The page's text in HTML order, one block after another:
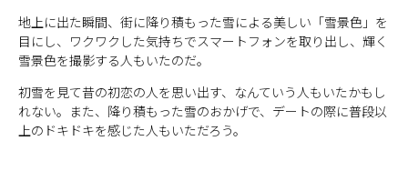
地上に出た瞬間、街に降り積もった雪による美しい「雪景色」を
目にし、ワクワクした気持ちでスマートフォンを取り出し、輝く
雪景色を撮影する人もいたのだ。
初雪を見て昔の初恋の人を思い出す、なんていう人もいたかもし
れない。また、降り積もった雪のおかげで、デートの際に普段以
上のドキドキを感じた人もいただろう。